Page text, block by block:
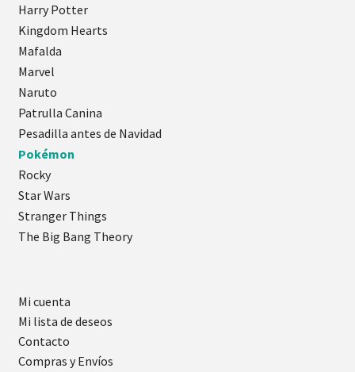
Harry Potter
Kingdom Hearts
Mafalda
Marvel
Naruto
Patrulla Canina
Pesadilla antes de Navidad
Pokémon
Rocky
Star Wars
Stranger Things
The Big Bang Theory
Mi cuenta
Mi lista de deseos
Contacto
Compras y Envíos